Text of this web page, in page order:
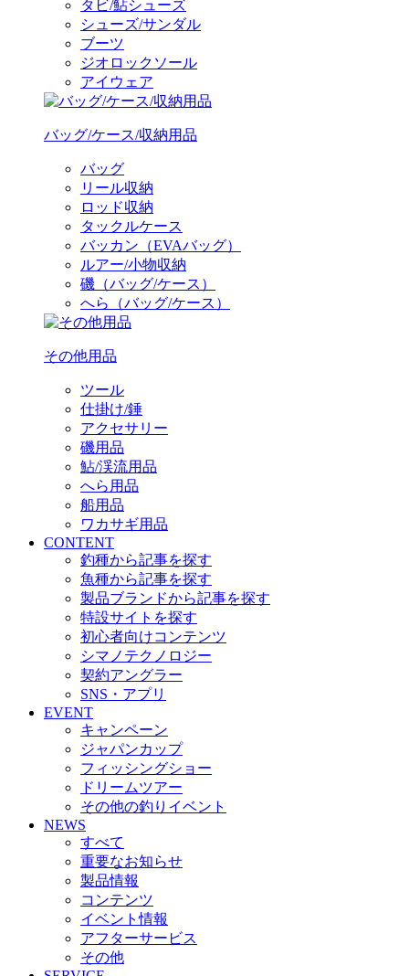
タビ/鮎シューズ
シューズ/サンダル
ブーツ
ジオロックソール
アイウェア
バッグ/ケース/収納用品
バッグ
リール収納
ロッド収納
タックルケース
バッカン（EVAバッグ）
ルアー/小物収納
磯（バッグ/ケース）
へら（バッグ/ケース）
その他用品
ツール
仕掛け/錘
アクセサリー
磯用品
鮎/渓流用品
へら用品
船用品
ワカサギ用品
CONTENT
釣種から記事を探す
魚種から記事を探す
製品ブランドから記事を探す
特設サイトを探す
初心者向けコンテンツ
シマノテクノロジー
契約アングラー
SNS・アプリ
EVENT
キャンペーン
ジャパンカップ
フィッシングショー
ドリームツアー
その他の釣りイベント
NEWS
すべて
重要なお知らせ
製品情報
コンテンツ
イベント情報
アフターサービス
その他